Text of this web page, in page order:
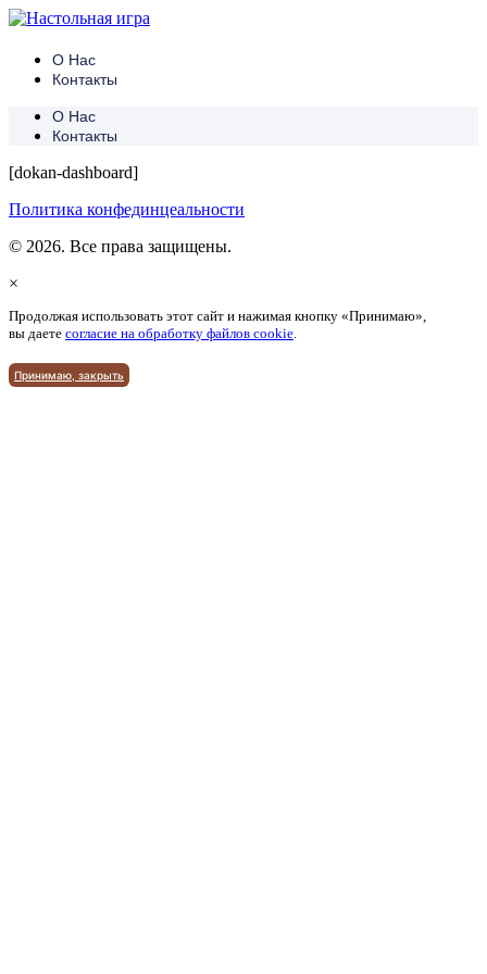
О Нас
Контакты
О Нас
Контакты
[dokan-dashboard]
Политика конфединцеальности
© 2026. Все права защищены.
×
Продолжая использовать этот сайт и нажимая кнопку «Принимаю»,
вы даете согласие на обработку файлов cookie.
Принимаю, закрыть